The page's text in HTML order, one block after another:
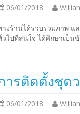
06/01/2018
างร้านได้รวบรวมภาพ แ
วไปที่สนใจ ได้ศึกษาเป็น
ารติดตั้งชุด
06/01/2018